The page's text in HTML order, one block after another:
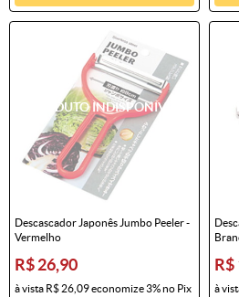
Descascador Japonês Jumbo Peeler -
Vermelho
R$ 26,90
à vista R$ 26,09economize3%no Pix
R$
à